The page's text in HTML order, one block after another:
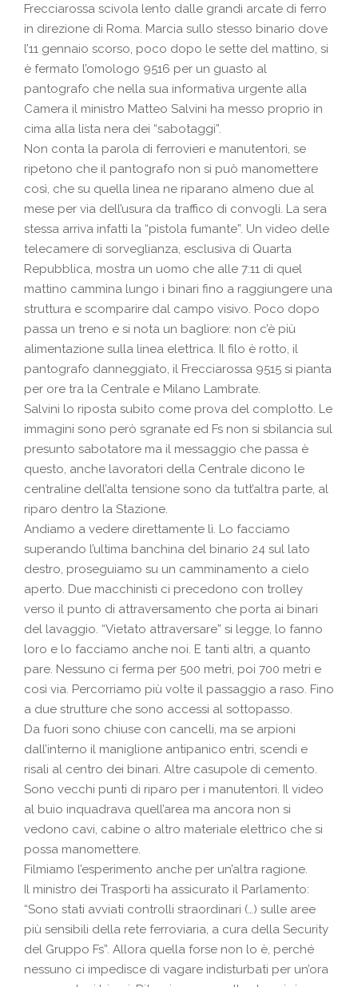
Frecciarossa scivola lento dalle grandi arcate di ferro
in direzione di Roma. Marcia sullo stesso binario dove
l’11 gennaio scorso, poco dopo le sette del mattino, si
è fermato l’omologo 9516 per un guasto al
pantografo che nella sua informativa urgente alla
Camera il ministro Matteo Salvini ha messo proprio in
cima alla lista nera dei “sabotaggi”.
Non conta la parola di ferrovieri e manutentori, se
ripetono che il pantografo non si può manomettere
così, che su quella linea ne riparano almeno due al
mese per via dell’usura da traffico di convogli. La sera
stessa arriva infatti la “pistola fumante”. Un video delle
telecamere di sorveglianza, esclusiva di Quarta
Repubblica, mostra un uomo che alle 7:11 di quel
mattino cammina lungo i binari fino a raggiungere una
struttura e scomparire dal campo visivo. Poco dopo
passa un treno e si nota un bagliore: non c’è più
alimentazione sulla linea elettrica. Il filo è rotto, il
pantografo danneggiato, il Frecciarossa 9515 si pianta
per ore tra la Centrale e Milano Lambrate.
Salvini lo riposta subito come prova del complotto. Le
immagini sono però sgranate ed Fs non si sbilancia sul
presunto sabotatore ma il messaggio che passa è
questo, anche lavoratori della Centrale dicono le
centraline dell’alta tensione sono da tutt’altra parte, al
riparo dentro la Stazione.
Andiamo a vedere direttamente lì. Lo facciamo
superando l’ultima banchina del binario 24 sul lato
destro, proseguiamo su un camminamento a cielo
aperto. Due macchinisti ci precedono con trolley
verso il punto di attraversamento che porta ai binari
del lavaggio. “Vietato attraversare” si legge, lo fanno
loro e lo facciamo anche noi. E tanti altri, a quanto
pare. Nessuno ci ferma per 500 metri, poi 700 metri e
così via. Percorriamo più volte il passaggio a raso. Fino
a due strutture che sono accessi al sottopasso.
Da fuori sono chiuse con cancelli, ma se arpioni
dall’interno il maniglione antipanico entri, scendi e
risali al centro dei binari. Altre casupole di cemento.
Sono vecchi punti di riparo per i manutentori. Il video
al buio inquadrava quell’area ma ancora non si
vedono cavi, cabine o altro materiale elettrico che si
possa manomettere.
Filmiamo l’esperimento anche per un’altra ragione.
Il ministro dei Trasporti ha assicurato il Parlamento:
“Sono stati avviati controlli straordinari (…) sulle aree
più sensibili della rete ferroviaria, a cura della Security
del Gruppo Fs”. Allora quella forse non lo è, perché
nessuno ci impedisce di vagare indisturbati per un’ora